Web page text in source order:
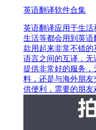
英语翻译软件合集
英语翻译应用于生活
生活等都会用到英
款用起来非常不错
语言之间的互译，
提供非常好的服务
料，还是与海外朋
供便利，需要的朋友